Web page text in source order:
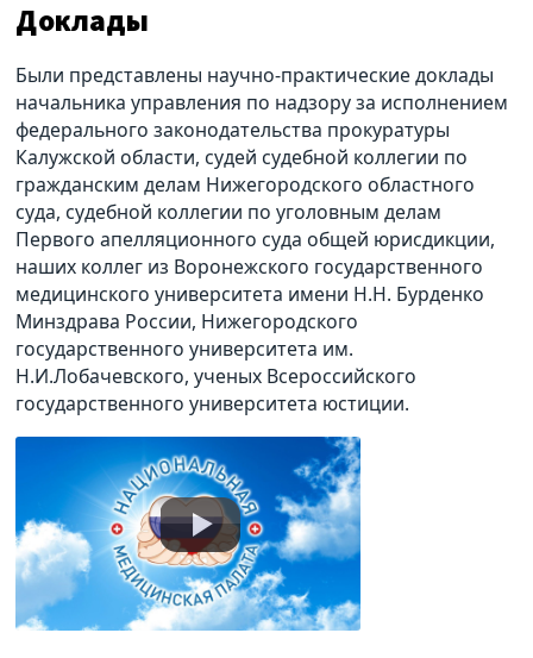
Доклады
Были представлены научно-практические доклады
начальника управления по надзору за исполнением
федерального законодательства прокуратуры
Калужской области, судей судебной коллегии по
гражданским делам Нижегородского областного
суда, судебной коллегии по уголовным делам
Первого апелляционного суда общей юрисдикции,
наших коллег из Воронежского государственного
медицинского университета имени Н.Н. Бурденко
Минздрава России, Нижегородского
государственного университета им.
Н.И.Лобачевского, ученых Всероссийского
государственного университета юстиции.